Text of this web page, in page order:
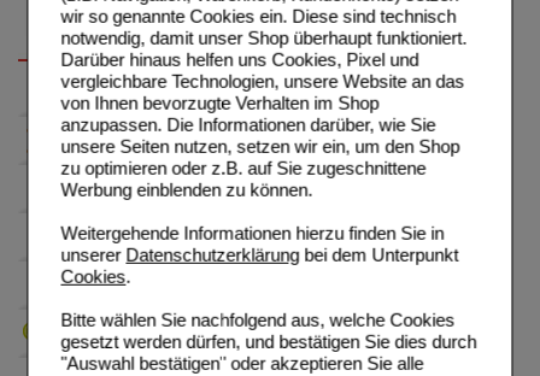
wir so genannte Cookies ein. Diese sind technisch
notwendig, damit unser Shop überhaupt funktioniert.
Darüber hinaus helfen uns Cookies, Pixel und
vergleichbare Technologien, unsere Website an das
von Ihnen bevorzugte Verhalten im Shop
anzupassen. Die Informationen darüber, wie Sie
unsere Seiten nutzen, setzen wir ein, um den Shop
zu optimieren oder z.B. auf Sie zugeschnittene
Werbung einblenden zu können.
Weitergehende Informationen hierzu finden Sie in
unserer Datenschutzerklärungbei dem Unterpunkt
Cookies.
Bitte wählen Sie nachfolgend aus, welche Cookies
gesetzt werden dürfen, und bestätigen Sie dies durch
"Auswahl bestätigen" oder akzeptieren Sie alle